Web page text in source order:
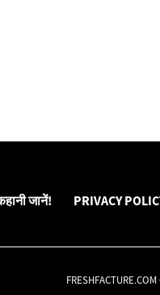
जानें! PRIVACY